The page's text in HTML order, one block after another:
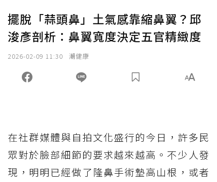
擺脫「蒜頭鼻」土氣感靠縮鼻翼？邱
浚彥剖析：鼻翼寬度決定五官精緻度
2026-02-09 11:30 潮健康
在社群媒體與自拍文化盛行的今日，許多民
眾對於臉部細節的要求越來越高。不少人發
現，明明已經做了隆鼻手術墊高山根，或者